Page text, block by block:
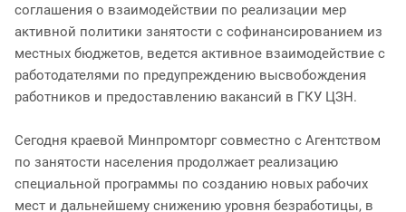
соглашения о взаимодействии по реализации мер
активной политики занятости с софинансированием из
местных бюджетов, ведется активное взаимодействие с
работодателями по предупреждению высвобождения
работников и предоставлению вакансий в ГКУ ЦЗН.
Сегодня краевой Минпромторг совместно с Агентством
по занятости населения продолжает реализацию
специальной программы по созданию новых рабочих
мест и дальнейшему снижению уровня безработицы, в